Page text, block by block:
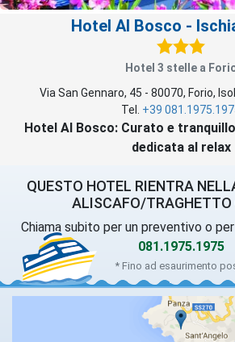
Hotel Al Bosco -
Hotel 3 stelle a
Via San Gennaro, 45 - 80070, Forio,
Tel. +39
Hotel Al Bosco: Curato e
dedicata al relax
QUESTO HOTEL RIENTRA
ALISCAFO/TRAGHETTO
Chiama subito per un preventivo o
081.1975.1975
* Fino ad esaurimento